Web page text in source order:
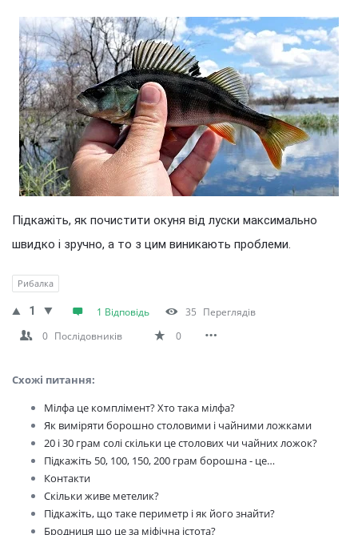
Підкажіть, як почистити окуня від луски максимально
швидко і зручно, а то з цим виникають проблеми.
Рибалка
1 1 Відповідь 35 Переглядів
0 Послідовників 0
Схожі питання:
Мілфа це комплімент? Хто така мілфа?
Як виміряти борошно столовими і чайними ложками
20 і 30 грам солі скільки це столових чи чайних ложок?
Підкажіть 50, 100, 150, 200 грам борошна - це…
Контакти
Скільки живе метелик?
Підкажіть, що таке периметр і як його знайти?
Бродниця що це за міфічна істота?